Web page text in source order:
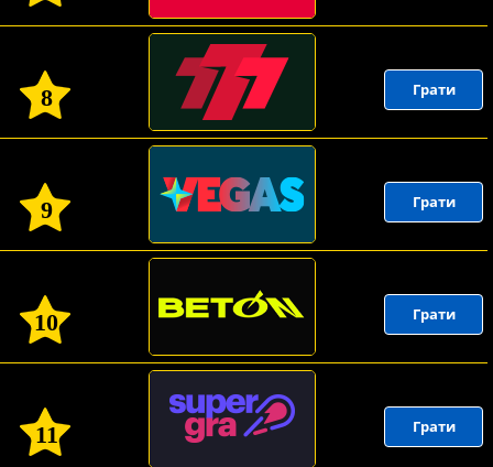
8 Грати
9 Грати
10 Грати
11 Грати